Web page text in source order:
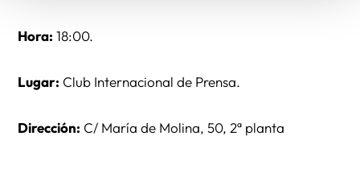
Hora: 18:00.
Lugar: Club Internacional de Prensa.
Dirección: C/ María de Molina, 50, 2ª planta